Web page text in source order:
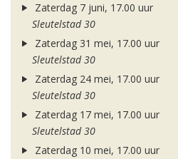
Zaterdag 7 juni, 17.00 uur
Sleutelstad 30
Zaterdag 31 mei, 17.00 uur
Sleutelstad 30
Zaterdag 24 mei, 17.00 uur
Sleutelstad 30
Zaterdag 17 mei, 17.00 uur
Sleutelstad 30
Zaterdag 10 mei, 17.00 uur